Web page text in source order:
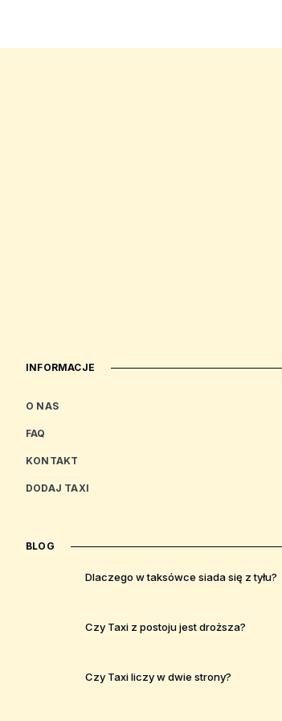
INFORMACJE
O NAS
FAQ
KONTAKT
DODAJ TAXI
BLOG
Dlaczego w taksówce siada się z tyłu?
Czy Taxi z postoju jest droższa?
Czy Taxi liczy w dwie strony?